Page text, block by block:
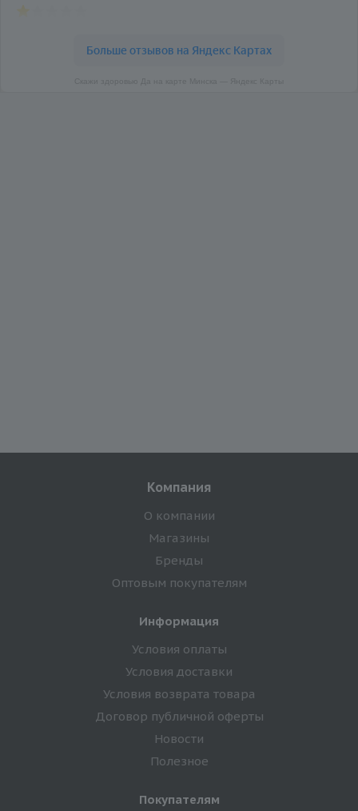
Компания
О компании
Магазины
Бренды
Оптовым покупателям
Информация
Условия оплаты
Условия доставки
Условия возврата товара
Договор публичной оферты
Новости
Полезное
Покупателям